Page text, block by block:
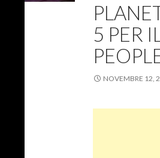
5 PER
NOVEMBRE 12,